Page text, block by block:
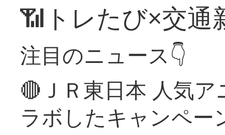
📶トレたび×交通
注目のニュース👇
🔴ＪＲ東日本 人気
ラボしたキャンペー